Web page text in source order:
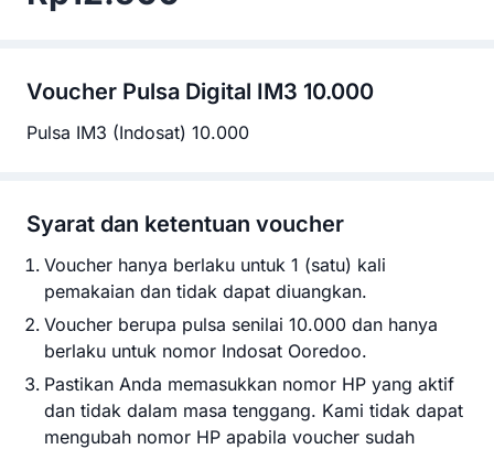
Voucher Pulsa Digital IM3 10.000
Pulsa IM3 (Indosat) 10.000
Syarat dan ketentuan voucher
Voucher hanya berlaku untuk 1 (satu) kali
pemakaian dan tidak dapat diuangkan.
Voucher berupa pulsa senilai 10.000 dan hanya
berlaku untuk nomor Indosat Ooredoo.
Pastikan Anda memasukkan nomor HP yang aktif
dan tidak dalam masa tenggang. Kami tidak dapat
mengubah nomor HP apabila voucher sudah